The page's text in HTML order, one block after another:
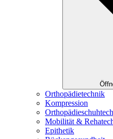
Orthopädietechnik
Kompression
Mobilität &
Epithetik